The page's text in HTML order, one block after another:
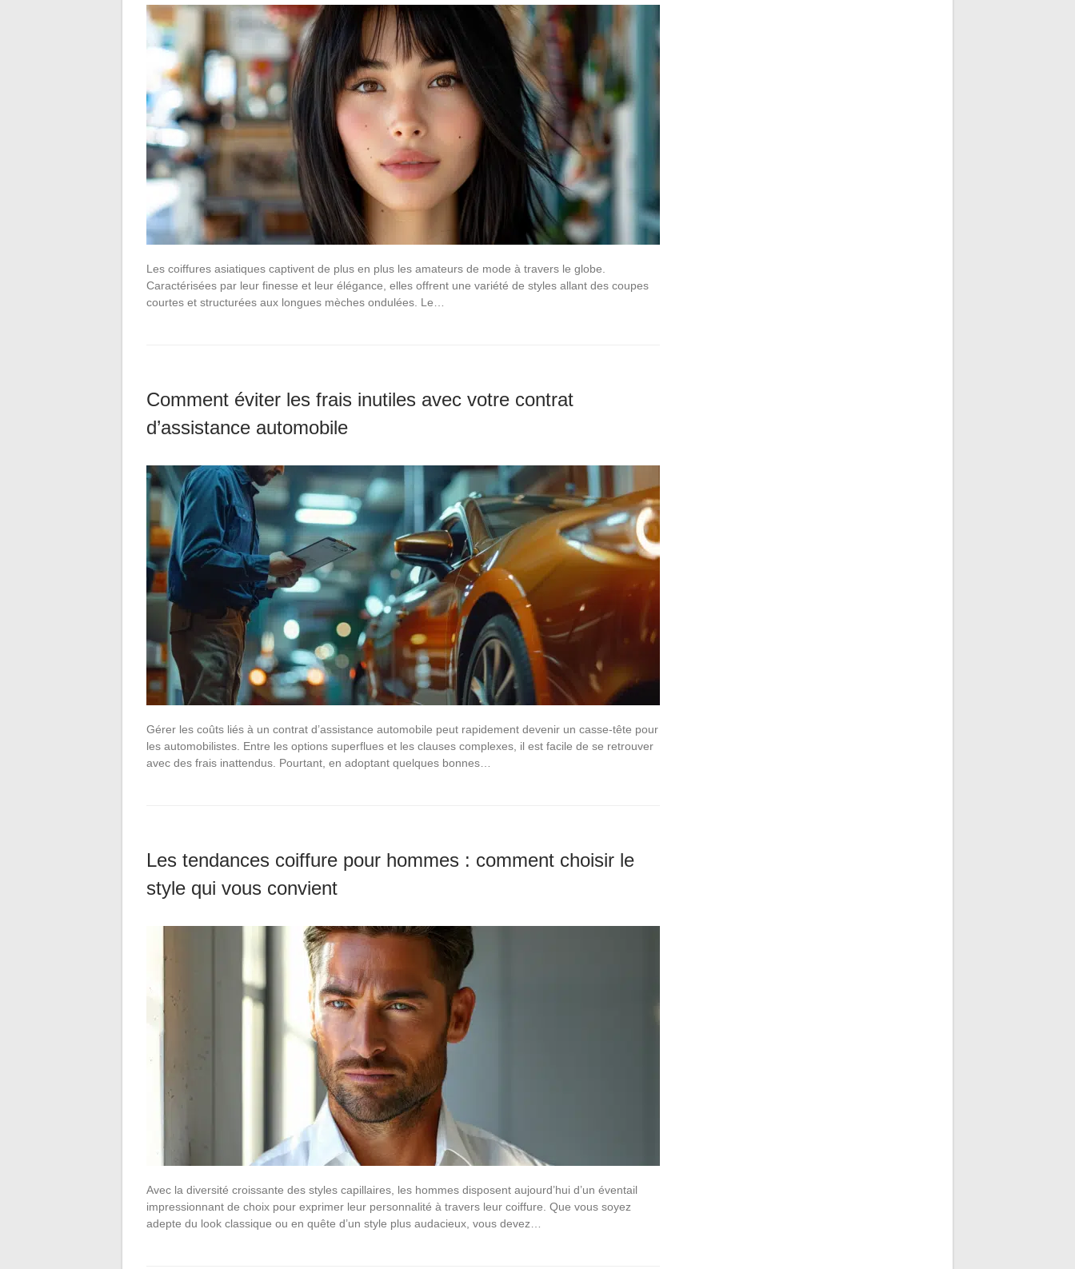
Les coiffures asiatiques captivent de plus en plus les amateurs de mode à travers le globe.
Caractérisées par leur finesse et leur élégance, elles offrent une variété de styles allant des coupes
courtes et structurées aux longues mèches ondulées. Le…
Comment éviter les frais inutiles avec votre contrat
d’assistance automobile
Gérer les coûts liés à un contrat d’assistance automobile peut rapidement devenir un casse-tête pour
les automobilistes. Entre les options superflues et les clauses complexes, il est facile de se retrouver
avec des frais inattendus. Pourtant, en adoptant quelques bonnes…
Les tendances coiffure pour hommes : comment choisir le
style qui vous convient
Avec la diversité croissante des styles capillaires, les hommes disposent aujourd’hui d’un éventail
impressionnant de choix pour exprimer leur personnalité à travers leur coiffure. Que vous soyez
adepte du look classique ou en quête d’un style plus audacieux, vous devez…